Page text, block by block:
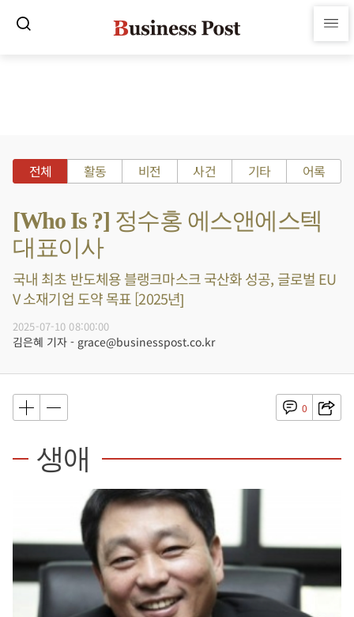
전체 활동 비전 사건 기타 어록
[Who Is ?] 정수홍 에스앤에스텍
대표이사
국내 최초 반도체용 블랭크마스크 국산화 성공, 글로벌 EU
V 소재기업 도약 목표 [2025년]
2025-07-10 08:00:00
김은혜 기자 - grace@businesspost.co.kr
0
생애